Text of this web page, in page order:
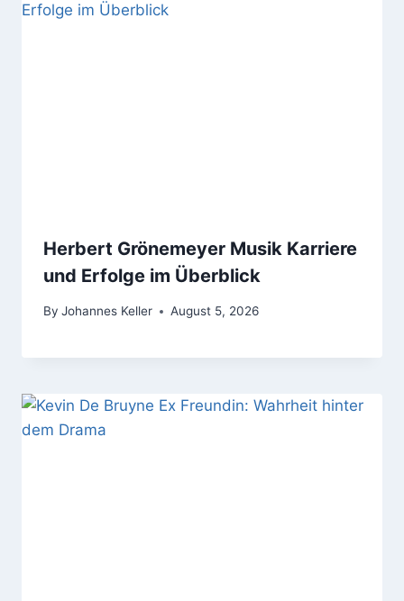
Herbert Grönemeyer Musik Karriere
und Erfolge im Überblick
By Johannes Keller August 5, 2026